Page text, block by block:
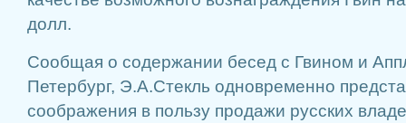
долл.
Сообщая о содержании бесед с Гвином и
Петербург, Э.А.Стекль одновременно
соображения в пользу продажи русских